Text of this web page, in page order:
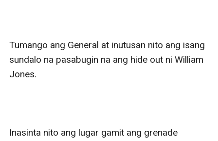
Tumango ang General at inutusan nito ang isang
sundalo na pasabugin na ang hide out ni William
Jones.
Inasinta nito ang lugar gamit ang grenade